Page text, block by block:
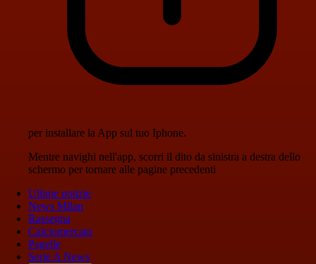
per installare la App sul tuo Iphone.
Mentre navighi nell'app, scorri il dito da sinistra a destra dello
schermo per tornare alle pagine precedenti
Ultime notizie
News Milan
Rassegna
Calciomercato
Pagelle
Serie A News